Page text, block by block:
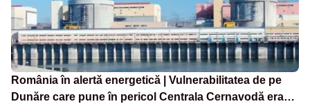
România în alertă energetică | Vulnerabilitatea de pe
Dunăre care pune în pericol Centrala Cernavodă era